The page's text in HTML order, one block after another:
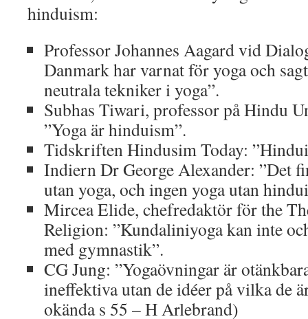
hinduism:
Professor Johannes Aagard vid
Danmark har varnat för yoga och
neutrala tekniker i yoga”.
Subhas Tiwari, professor på Hindu
”Yoga är hinduism”.
Tidskriften Hindusim Today:
Indiern Dr George Alexander: ”Det
utan yoga, och ingen yoga utan
Mircea Elide, chefredaktör för the
Religion: ”Kundaliniyoga kan inte
med gymnastik”.
CG Jung: ”Yogaövningar är
ineffektiva utan de idéer på vilka de
okända s 55 – H Arlebrand)